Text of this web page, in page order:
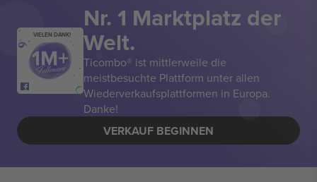
VIELEN DANK!
Nr. 1 Marktplatz der
Welt.
Ticombo® ist mittlerweile die
meistbesuchte Plattform unter allen
Wiederverkaufsplattformen in Europa.
Danke!
VERKAUF BEGINNEN